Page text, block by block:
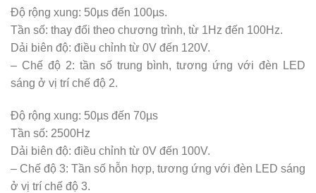
Độ rộng xung: 50µs đến 100µs.
Tần số: thay đổi theo chương trình, từ 1Hz đến 100Hz.
Dải biên độ: điều chỉnh từ 0V đến 120V.
– Chế độ 2: tần số trung bình, tương ứng với đèn LED
sáng ở vị trí chế độ 2.
Độ rộng xung: 50µs đến 70µs
Tần số: 2500Hz
Dải biên độ: điều chỉnh từ 0V đến 100V.
– Chế độ 3: Tần số hỗn hợp, tương ứng với đèn LED sáng
ở vị trí chế độ 3.